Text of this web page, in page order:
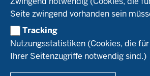
Seite zwingend vorhanden sein
Tracking
Nutzungsstatistiken (Cookies, die
Ihrer Seitenzugriffe notwendig sind.)
Kontakte Versuchswesen
Arbeitsschwerpunkte
Material & Kontakt
Ökoschule in Kleve
Ausbildungsbetriebe
Berufsausbildung
Forschung
Projekte Ökoteam
Forschungsergebnisse
Service
Kontakt